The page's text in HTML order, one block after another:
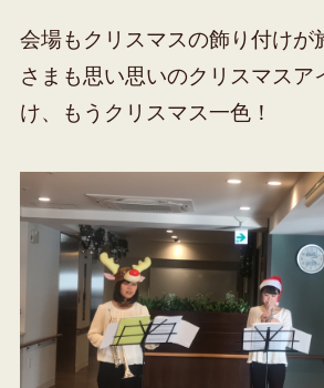
会場もクリスマスの飾り付けが
さまも思い思いのクリスマスア
け、もうクリスマス一色！